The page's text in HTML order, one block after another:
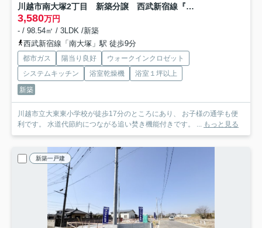
川越市南大塚2丁目 新築分譲 西武新宿線『南大塚駅』徒歩9分 【大東東小学区】
3,580万円
- / 98.54㎡ / 3LDK /新築
西武新宿線「南大塚」駅 徒歩9分
都市ガス 陽当り良好
ウォークインクロゼット
システムキッチン
浴室乾燥機
浴室１坪以上
新築
川越市立大東東小学校が徒歩17分のところにあり、 お子様の通学も便
利です。 水道代節約につながる追い焚き機能付きです。 ... もっと見る
新築一戸建